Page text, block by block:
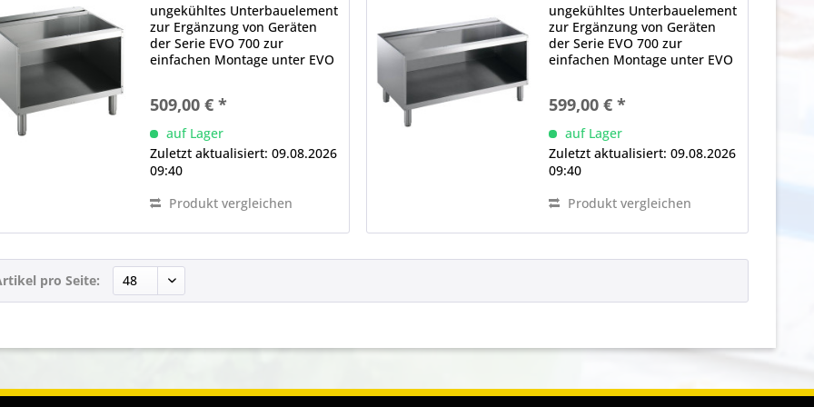
ungekühltes Unterbauelement
zur Ergänzung von Geräten
der Serie EVO 700 zur
einfachen Montage unter EVO
bedienseitig offenem
Stauraum für griffbereite
Lagerung von
Küchenutensilien und...
509,00 € *
auf Lager
Zuletzt aktualisiert: 09.08.2026
09:40
Produkt vergleichen
ungekühltes Unterbauelement
zur Ergänzung von Geräten
der Serie EVO 700 zur
einfachen Montage unter EVO
bedienseitig offenem
Stauraum für griffbereite
Lagerung von
Küchenutensilien und...
599,00 € *
auf Lager
Zuletzt aktualisiert: 09.08.2026
09:40
Produkt vergleichen
pro Seite: